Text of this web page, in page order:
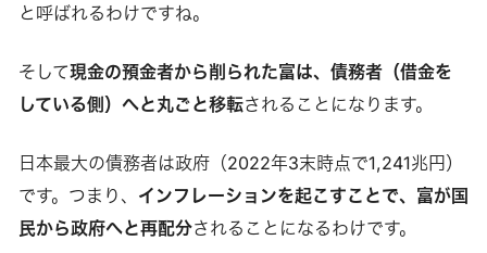
と呼ばれるわけですね。
そして現金の預金者から削られた富は、債務者（借金を
している側）へと丸ごと移転されることになります。
日本最大の債務者は政府（2022年3末時点で1,241兆円）
です。つまり、 インフレーションを起こすことで、富が国
民から政府へと再配分されることになるわけです。